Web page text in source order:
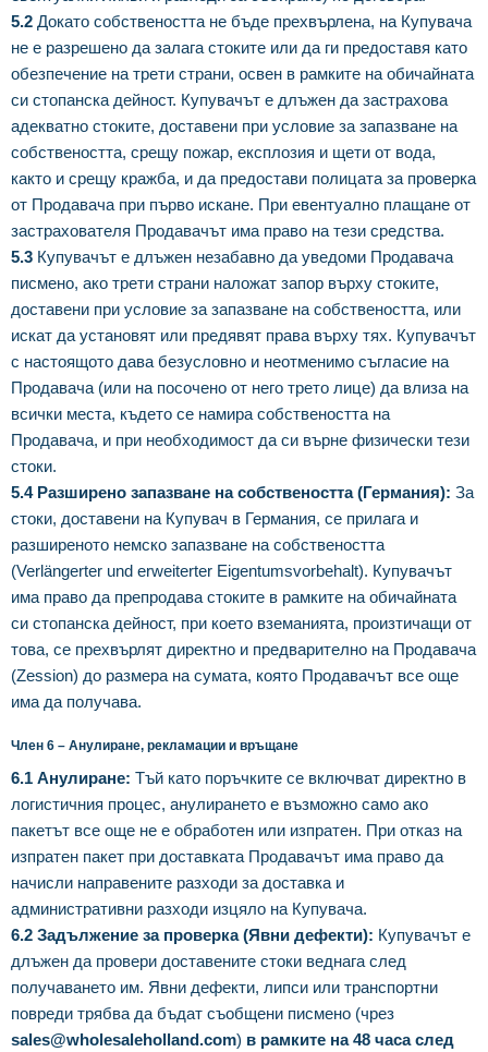
5.2 Докато собствеността не бъде прехвърлена, на Купувача
не е разрешено да залага стоките или да ги предоставя като
обезпечение на трети страни, освен в рамките на обичайната
си стопанска дейност. Купувачът е длъжен да застрахова
адекватно стоките, доставени при условие за запазване на
собствеността, срещу пожар, експлозия и щети от вода,
както и срещу кражба, и да предостави полицата за проверка
от Продавача при първо искане. При евентуално плащане от
застрахователя Продавачът има право на тези средства.
5.3 Купувачът е длъжен незабавно да уведоми Продавача
писмено, ако трети страни наложат запор върху стоките,
доставени при условие за запазване на собствеността, или
искат да установят или предявят права върху тях. Купувачът
с настоящото дава безусловно и неотменимо съгласие на
Продавача (или на посочено от него трето лице) да влиза на
всички места, където се намира собствеността на
Продавача, и при необходимост да си върне физически тези
стоки.
5.4 Разширено запазване на собствеността (Германия): За
стоки, доставени на Купувач в Германия, се прилага и
разширеното немско запазване на собствеността
(Verlängerter und erweiterter Eigentumsvorbehalt). Купувачът
има право да препродава стоките в рамките на обичайната
си стопанска дейност, при което вземанията, произтичащи от
това, се прехвърлят директно и предварително на Продавача
(Zession) до размера на сумата, която Продавачът все още
има да получава.
Член 6 – Анулиране, рекламации и връщане
6.1 Анулиране: Тъй като поръчките се включват директно в
логистичния процес, анулирането е възможно само ако
пакетът все още не е обработен или изпратен. При отказ на
изпратен пакет при доставката Продавачът има право да
начисли направените разходи за доставка и
административни разходи изцяло на Купувача.
6.2 Задължение за проверка (Явни дефекти): Купувачът е
длъжен да провери доставените стоки веднага след
получаването им. Явни дефекти, липси или транспортни
повреди трябва да бъдат съобщени писмено (чрез
sales@wholesaleholland.com) в рамките на 48 часа след